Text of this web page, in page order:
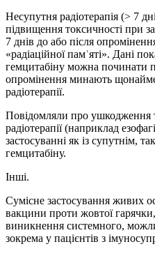
Несупутня радіотерапія (> 7
підвищення токсичності при
7 днів до або після
«радіаційної памʾяті». Дані
гемцитабіну можна починати
опромінення минають
радіотерапії.
Повідомляли про ушкодження
радіотерапії (наприклад
застосуванні як із супутнім,
гемцитабіну.
Інші.
Сумісне застосування живих
вакцини проти жовтої
виникнення системного,
зокрема у пацієнтів з